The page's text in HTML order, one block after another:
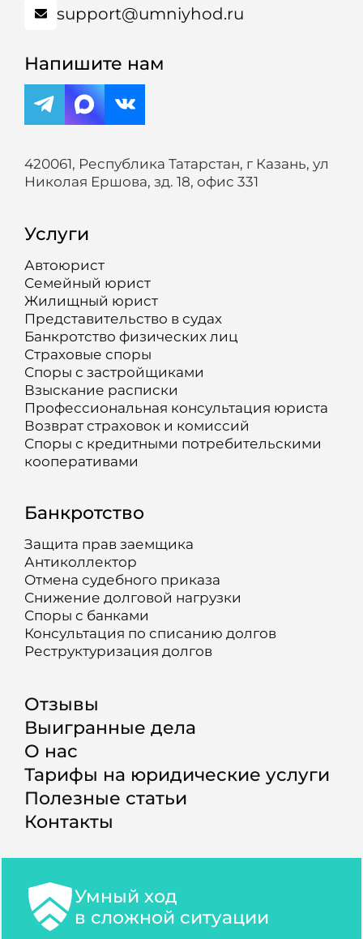
support@umniyhod.ru
Напишите нам
420061, Республика Татарстан, г Казань, ул
Николая Ершова, зд. 18, офис 331
Услуги
Автоюрист
Семейный юрист
Жилищный юрист
Представительство в судах
Банкротство физических лиц
Страховые споры
Споры с застройщиками
Взыскание расписки
Профессиональная консультация юриста
Возврат страховок и комиссий
Споры с кредитными потребительскими
кооперативами
Банкротство
Защита прав заемщика
Антиколлектор
Отмена судебного приказа
Снижение долговой нагрузки
Споры с банками
Консультация по списанию долгов
Реструктуризация долгов
Отзывы
Выигранные дела
О нас
Тарифы на юридические услуги
Полезные статьи
Контакты
Умный ход
в сложной ситуации